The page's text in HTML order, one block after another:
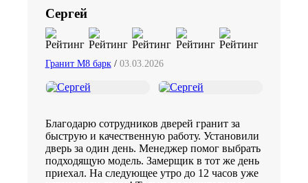
Сергей
Гранит М8 барк/ 03.03.2026
Благодарю сотрудников дверей гранит за
быструю и качественную работу. Установили
дверь за один день. Менеджер помог выбрать
подходящую модель. Замерщик в тот же день
приехал. На следующее утро до 12 часов уже